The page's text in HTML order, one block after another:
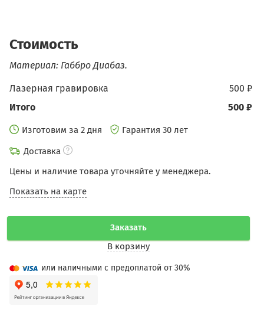
Стоимость
Материал: Габбро Диабаз.
500 ₽
Лазерная гравировка
500 ₽
Итого
Изготовим за 2 дня
Гарантия 30 лет
Доставка
Цены и наличие товара уточняйте у менеджера.
Показать на карте
Заказать
В корзину
или наличными с предоплатой от 30%